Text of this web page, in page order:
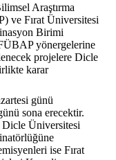
Araştırma
ve Fırat Üniversitesi
Birimi
yönergelerine
projelere Dicle
karar
günü
sona erecektir.
Üniversitesi
ise Fırat